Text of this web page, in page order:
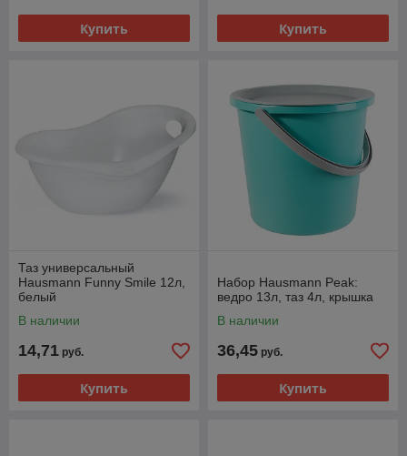
Купить Купить
Таз универсальный
Hausmann Funny Smile 12л,
белый
В наличии
14,71 руб.
Купить
Набор Hausmann Peak:
ведро 13л, таз 4л, крышка
В наличии
36,45 руб.
Купить